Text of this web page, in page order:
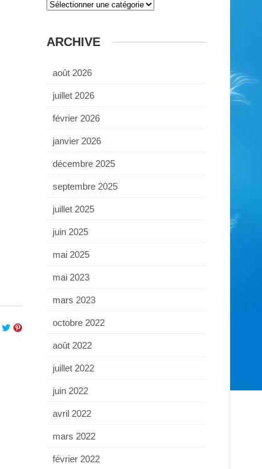
ARCHIVE
août 2026
juillet 2026
février 2026
janvier 2026
décembre 2025
septembre 2025
juillet 2025
juin 2025
mai 2025
mai 2023
mars 2023
octobre 2022
août 2022
juillet 2022
juin 2022
avril 2022
mars 2022
février 2022